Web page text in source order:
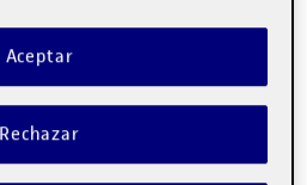
en diferentes sectores
y transformación. Conversamos
de la …
IA generativa
Rechazar
Aceptar